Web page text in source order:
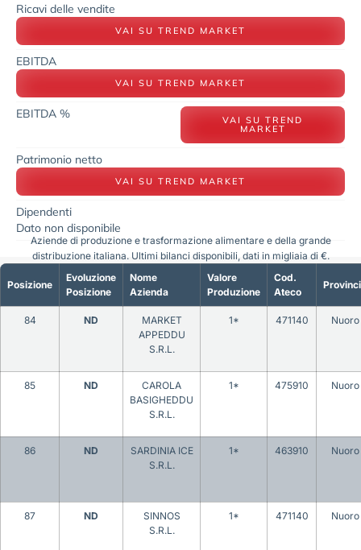
Ricavi delle vendite
VAI SU TREND MARKET
EBITDA
VAI SU TREND MARKET
EBITDA % VAI SU TREND
MARKET
Patrimonio netto
VAI SU TREND MARKET
Dipendenti
Dato non disponibile
Posizione
Evoluzione
Posizione
Nome
Azienda
Valore
Produzione
Cod.
Ateco
84 ND
MARKET
APPEDDU
S.R.L.
1* 471140 Nuoro
85 ND
CAROLA
BASIGHEDDU
S.R.L.
1* 475910 Nuoro
86 ND
SARDINIA ICE
S.R.L.
1* 463910 Nuoro
87 ND
SINNOS
S.R.L.
1* 471140 Nuoro
Aziende di produzione e trasformazione alimentare e della grande
distribuzione italiana. Ultimi bilanci disponibili, dati in migliaia di €.